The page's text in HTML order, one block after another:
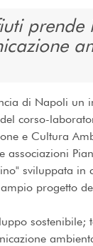
prende
di Napoli un
corso-
e Cultura
associazioni
sviluppata in
progetto
sostenibile;